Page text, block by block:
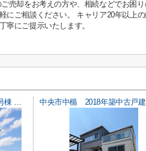
売却をお考えの方や、相続などでお困
にご相談ください。 キャリア20年以上
寧にご提示いたします。